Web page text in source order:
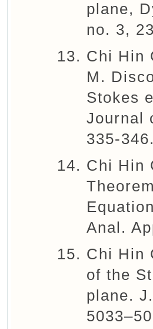
plane,
no. 3,
Chi Hin
M.
Stokes
Journal
335-
Chi Hin
Anal.
Chi Hin
of the
plane.